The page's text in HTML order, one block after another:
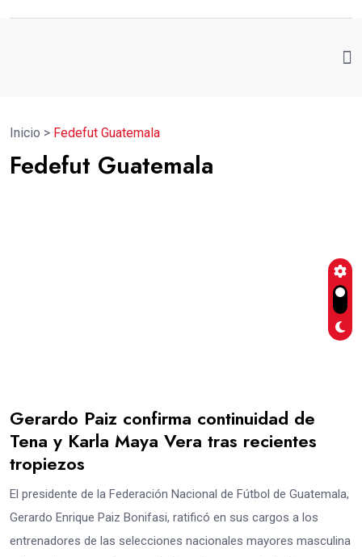
Inicio > Fedefut Guatemala
Fedefut Guatemala
Gerardo Paiz confirma continuidad de
Tena y Karla Maya Vera tras recientes
tropiezos
El presidente de la Federación Nacional de Fútbol de Guatemala,
Gerardo Enrique Paiz Bonifasi, ratificó en sus cargos a los
entrenadores de las selecciones nacionales mayores masculina